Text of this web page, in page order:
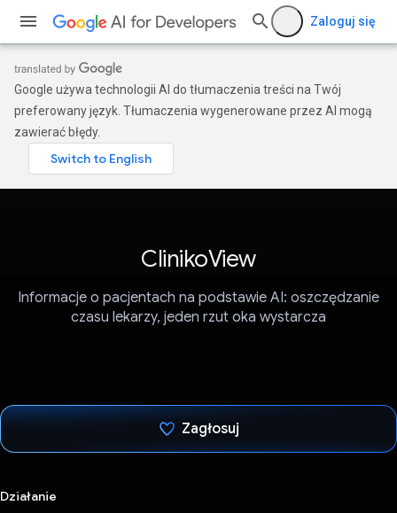
Zaloguj się
Google używa technologii AI do tłumaczenia treści na Twój
preferowany język. Tłumaczenia wygenerowane przez AI mogą
zawierać błędy.
ClinikoView
Informacje o pacjentach na podstawie AI: oszczędzanie
czasu lekarzy, jeden rzut oka wystarcza
Zagłosuj
Działanie